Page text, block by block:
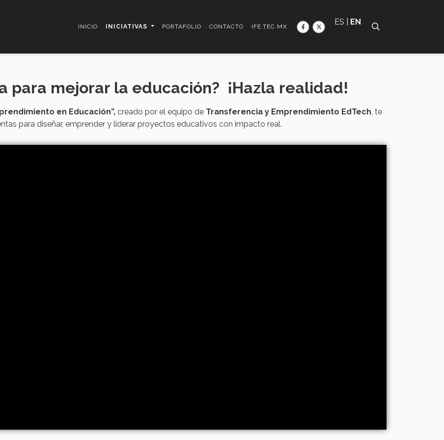
INICIO INICIATIVAS PORTAFOLIO CONTACTO IFE.TEC.MX ES | EN
para mejorar la educación? ¡Hazla realidad!
en Educación”, creado por el equipo de Transferencia y Emprendimiento EdTech, te
para diseñar, emprender y liderar proyectos educativos con impacto real.